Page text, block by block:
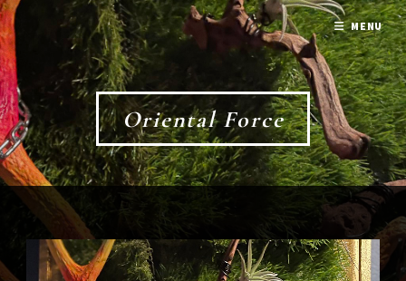
Oriental Force
MENU